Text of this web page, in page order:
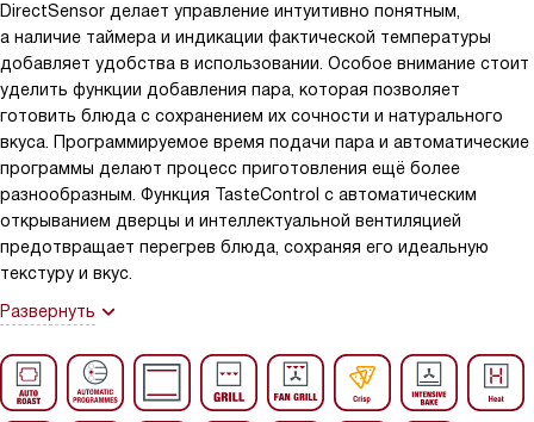
DirectSensor делает управление интуитивно понятным,
а наличие таймера и индикации фактической температуры
добавляет удобства в использовании. Особое внимание стоит
уделить функции добавления пара, которая позволяет
готовить блюда с сохранением их сочности и натурального
вкуса. Программируемое время подачи пара и автоматические
программы делают процесс приготовления ещё более
разнообразным. Функция TasteControl с автоматическим
открыванием дверцы и интеллектуальной вентиляцией
предотвращает перегрев блюда, сохраняя его идеальную
текстуру и вкус.
Развернуть